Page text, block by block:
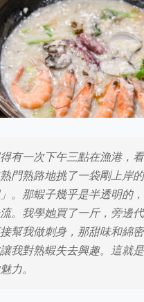
有一次下午三點在漁港，
門熟路地挑了一袋剛上岸
。那蝦子幾乎是半透明的
。我學她買了一斤，旁邊
接幫我做刺身，那甜味和綿
我對熟蝦失去興趣。這就
力。